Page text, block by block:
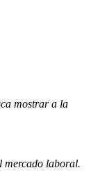
mostrar a la
mercado laboral.